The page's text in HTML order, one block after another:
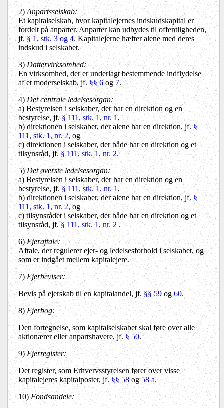
2)Anpartsselskab:
Et kapitalselskab, hvor kapitalejernes indskudskapital er
fordelt på anparter. Anparter kan udbydes til offentligheden,
jf.§ 1, stk. 3 og 4. Kapitalejerne hæfter alene med deres
indskud i selskabet.
3)Dattervirksomhed:
En virksomhed, der er underlagt bestemmende indflydelse
af et moderselskab, jf. §§ 6og 7.
4)Det centrale ledelsesorgan:
a)Bestyrelsen i selskaber, der har en direktion og en
bestyrelse, jf.§ 111, stk. 1, nr. 1,
b)direktionen i selskaber, der alene har en direktion, jf.§
111, stk. 1, nr. 2, og
c) direktionen i selskaber, der både har en direktion og et
tilsynsråd, jf. § 111 , stk. 1, nr. 2.
5)Det øverste ledelsesorgan:
a)Bestyrelsen i selskaber, der har en direktion og en
bestyrelse, jf.§ 111, stk. 1, nr. 1 ,
b)direktionen i selskaber, der alene har en direktion, jf. §
111, stk. 1, nr. 2, og
c)tilsynsrådet i selskaber, der både har en direktion og et
tilsynsråd, jf.§ 111, stk. 1, nr. 2.
6)Ejeraftale:
Aftale, der regulerer ejer- og ledelsesforhold i selskabet, og
som er indgået mellem kapitalejere.
7)Ejerbeviser:
Bevis på ejerskab til en kapitalandel, jf.§§ 59og60.
8) Ejerbog:
Den fortegnelse, som kapitalselskabet skal føre over alle
aktionærer eller anpartshavere, jf. § 50.
9) Ejerregister:
Det register, som Erhvervsstyrelsen fører over visse
kapitalejeres kapitalposter, jf. §§ 58og58 a.
10)Fondsandele: